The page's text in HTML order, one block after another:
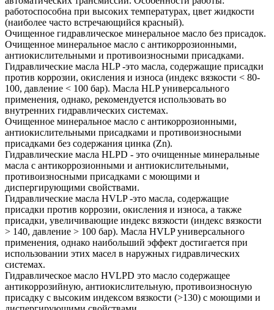
работоспособна при высоких температурах, цвет жидкости
(наиболее часто встречающийся красный).
Очищенное гидравлическое минеральное масло без присадок.
Очищенное минеральное масло с антикоррозионными,
антиокислительными и противоизносными присадками.
Гидравлические масла HLP -это масла, содержащие присадки
против коррозии, окисления и износа (индекс вязкости < 80-
100, давление < 100 бар). Масла HLP универсального
применения, однако, рекомендуется использовать во
внутренних гидравлических системах.
Очищенное минеральное масло с антикоррозионными,
антиокислительными присадками и противоизносными
присадками без содержания цинка (Zn).
Гидравлические масла HLPD - это очищенные минеральные
масла с антикоррозионными и антиокислительными,
противоизносными присадками с моющими и
диспергирующими свойствами.
Гидравлические масла HVLP -это масла, содержащие
присадки против коррозии, окисления и износа, а также
присадки, увеличивающие индекс вязкости (индекс вязкости
> 140, давление > 100 бар). Масла HVLP универсального
применения, однако наибольший эффект достигается при
использовании этих масел в наружных гидравлических
системах.
Гидравлическое масло HVLPD это масло содержащее
антикоррозийную, антиокислительную, противоизносную
присадку с высоким индексом вязкости (>130) с моющими и